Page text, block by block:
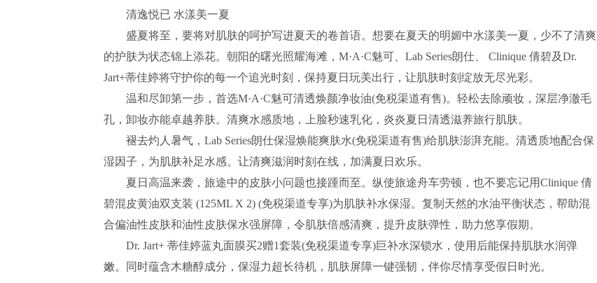
清逸悦已 水漾美一夏
盛夏将至，要将对肌肤的呵护写进夏天的卷首语。想要在夏天的明媚中水漾美一夏，少不了清爽
的护肤为状态锦上添花。朝阳的曙光照耀海滩，M·A·C魅可、Lab Series朗仕、 Clinique 倩碧及Dr.
Jart+蒂佳婷将守护你的每一个追光时刻，保持夏日玩美出行，让肌肤时刻绽放无尽光彩。
温和尽卸第一步，首选M·A·C魅可清透焕颜净妆油(免税渠道有售)。轻松去除顽妆，深层净澈毛
孔，卸妆亦能卓越养肤。清爽水感质地，上脸秒速乳化，炎炎夏日清透滋养旅行肌肤。
褪去灼人暑气，Lab Series朗仕保湿焕能爽肤水(免税渠道有售)给肌肤澎湃充能。清透质地配合保
湿因子，为肌肤补足水感。让清爽滋润时刻在线，加满夏日欢乐。
夏日高温来袭，旅途中的皮肤小问题也接踵而至。纵使旅途舟车劳顿，也不要忘记用Clinique 倩
碧混皮黄油双支装 (125ML X 2) (免税渠道专享)为肌肤补水保湿。复制天然的水油平衡状态，帮助混
合偏油性皮肤和油性皮肤保水强屏障，令肌肤倍感清爽，提升皮肤弹性，助力悠享假期。
Dr. Jart+ 蒂佳婷蓝丸面膜买2赠1套装(免税渠道专享)巨补水深锁水，使用后能保持肌肤水润弹
嫩。同时蕴含木糖醇成分，保湿力超长待机，肌肤屏障一键强韧，伴你尽情享受假日时光。